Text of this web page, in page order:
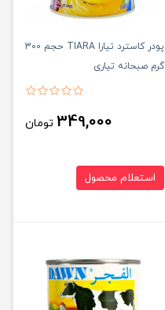
پودر کاسترد تیارا TIARA حجم 300
گرم صبحانه تیاری
349,000 تومان
استعلام محصول